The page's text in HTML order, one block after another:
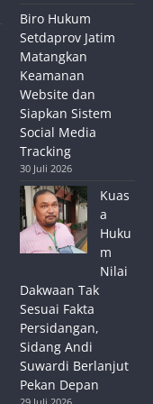
Biro Hukum
Setdaprov Jatim
Matangkan
Keamanan
Website dan
Siapkan Sistem
Social Media
Tracking
30 Juli 2026
Kuas
a
Huku
m
Nilai
Dakwaan Tak
Sesuai Fakta
Persidangan,
Sidang Andi
Suwardi Berlanjut
Pekan Depan